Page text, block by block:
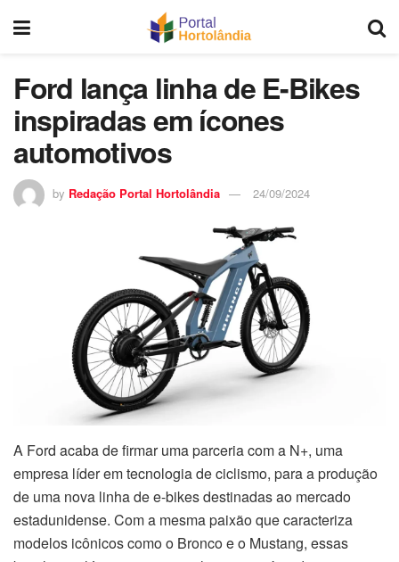
Ford lança linha de E-Bikes
inspiradas em ícones
automotivos
by Redação Portal Hortolândia 24/09/2024
A Ford acaba de firmar uma parceria com a N+, uma
empresa líder em tecnologia de ciclismo, para a produção
de uma nova linha de e-bikes destinadas ao mercado
estadunidense. Com a mesma paixão que caracteriza
modelos icônicos como o Bronco e o Mustang, essas